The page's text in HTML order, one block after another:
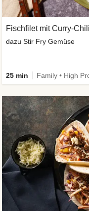
Fischfilet mit Curry-
dazu Stir Fry Gemüse
25 min Family • High